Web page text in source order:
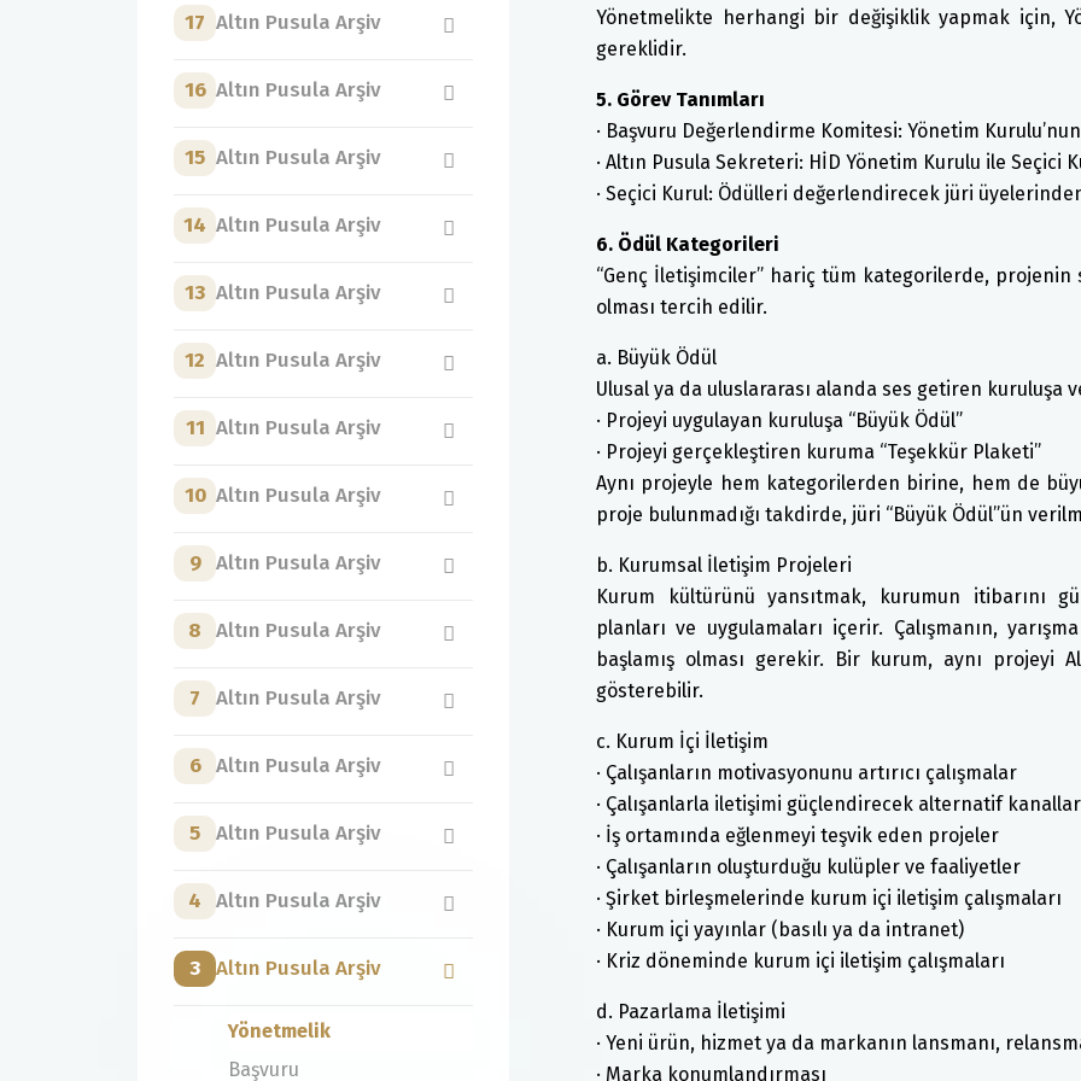
Yönetmelikte herhangi bir değişiklik yapmak için,
gereklidir.
5. Görev Tanımları
· Başvuru Değerlendirme Komitesi: Yönetim
· Altın Pusula Sekreteri: HİD Yönetim Kurulu ile
· Seçici Kurul: Ödülleri değerlendirecek jüri
6. Ödül Kategorileri
“Genç İletişimciler” hariç tüm kategorilerde, projenin
olması tercih edilir.
a. Büyük Ödül
Ulusal ya da uluslararası alanda ses getiren kuruluşa
· Projeyi uygulayan kuruluşa “Büyük Ödül”
· Projeyi gerçekleştiren kuruma “Teşekkür Plaketi”
Aynı projeyle hem kategorilerden birine, hem de
proje bulunmadığı takdirde, jüri “Büyük Ödül”ün
b. Kurumsal İletişim Projeleri
Kurum kültürünü yansıtmak, kurumun itibarını
planları ve uygulamaları içerir. Çalışmanın,
başlamış olması gerekir. Bir kurum, aynı projeyi
gösterebilir.
c. Kurum İçi İletişim
· Çalışanların motivasyonunu artırıcı çalışmalar
· Çalışanlarla iletişimi güçlendirecek alternatif
· İş ortamında eğlenmeyi teşvik eden projeler
· Çalışanların oluşturduğu kulüpler ve faaliyetler
· Şirket birleşmelerinde kurum içi iletişim çalışmaları
· Kurum içi yayınlar (basılı ya da intranet)
· Kriz döneminde kurum içi iletişim çalışmaları
d. Pazarlama İletişimi
· Yeni ürün, hizmet ya da markanın lansmanı,
· Marka konumlandırması
17 Altın Pusula Arşiv
16 Altın Pusula Arşiv
15 Altın Pusula Arşiv
14 Altın Pusula Arşiv
13 Altın Pusula Arşiv
12 Altın Pusula Arşiv
11 Altın Pusula Arşiv
10 Altın Pusula Arşiv
9 Altın Pusula Arşiv
8 Altın Pusula Arşiv
7 Altın Pusula Arşiv
6 Altın Pusula Arşiv
5 Altın Pusula Arşiv
4 Altın Pusula Arşiv
3 Altın Pusula Arşiv
Yönetmelik
Başvuru